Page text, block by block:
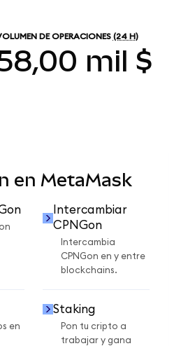
DE OPERACIONES (24 H)
mil $
en MetaMask
Intercambiar
CPNGon
Intercambia
CPNGon en y entre
blockchains.
en
Staking
Pon tu cripto a
trabajar y gana